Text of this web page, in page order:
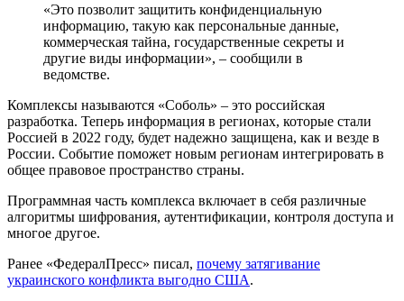
«Это позволит защитить конфиденциальную
информацию, такую как персональные данные,
коммерческая тайна, государственные секреты и
другие виды информации», – сообщили в
ведомстве.
Комплексы называются «Соболь» – это российская
разработка. Теперь информация в регионах, которые стали
Россией в 2022 году, будет надежно защищена, как и везде в
России. Событие поможет новым регионам интегрировать в
общее правовое пространство страны.
Программная часть комплекса включает в себя различные
алгоритмы шифрования, аутентификации, контроля доступа и
многое другое.
Ранее «ФедералПресс» писал, почему затягивание
украинского конфликта выгодно США.